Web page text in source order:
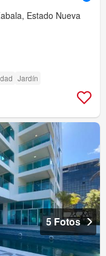
Estado Nueva
Jardín
5 Fotos